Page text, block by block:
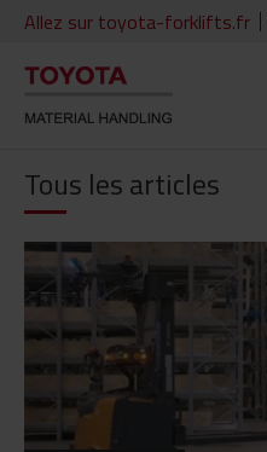
Allez sur toyota-forklifts.fr
Tous les articles